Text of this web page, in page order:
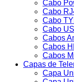
Cabo
Cabo
Cabo
Cabo
Cabos
Cabos
Cabos
Capas de
Capa